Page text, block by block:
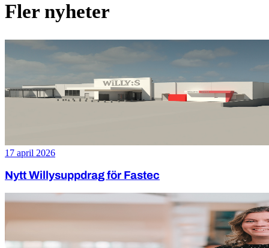
Fler nyheter
17 april 2026
Nytt Willysuppdrag för Fastec